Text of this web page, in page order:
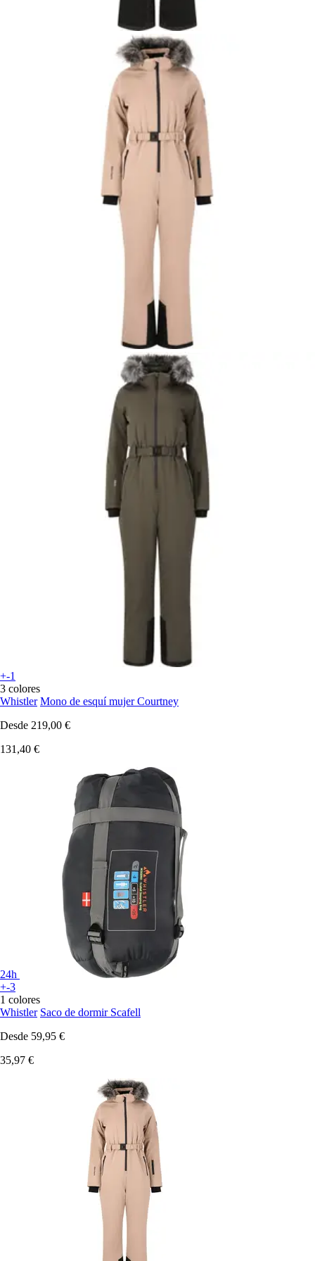
+-1
3 colores
Whistler Mono de esquí mujer Courtney
Desde 219,00 €
131,40 €
24h
+-3
1 colores
Whistler Saco de dormir Scafell
Desde 59,95 €
35,97 €